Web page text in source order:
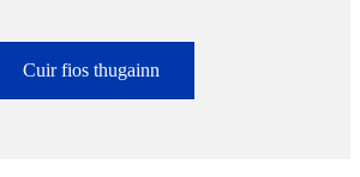
Cuir fios thugainn